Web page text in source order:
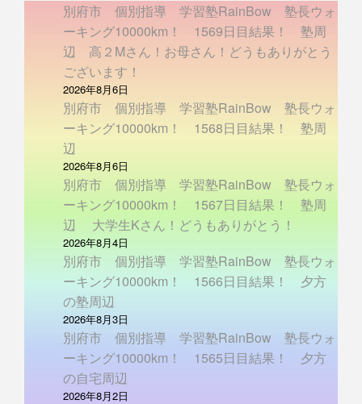
別府市 個別指導 学習塾RainBow 塾長ウォ
ーキング10000km！ 1569日目結果！ 塾周
辺 高２Mさん！お母さん！どうもありがとう
ございます！
2026年8月6日
別府市 個別指導 学習塾RainBow 塾長ウォ
ーキング10000km！ 1568日目結果！ 塾周
辺
2026年8月6日
別府市 個別指導 学習塾RainBow 塾長ウォ
ーキング10000km！ 1567日目結果！ 塾周
辺 大学生Kさん！どうもありがとう！
2026年8月4日
別府市 個別指導 学習塾RainBow 塾長ウォ
ーキング10000km！ 1566日目結果！ 夕方
の塾周辺
2026年8月3日
別府市 個別指導 学習塾RainBow 塾長ウォ
ーキング10000km！ 1565日目結果！ 夕方
の自宅周辺
2026年8月2日